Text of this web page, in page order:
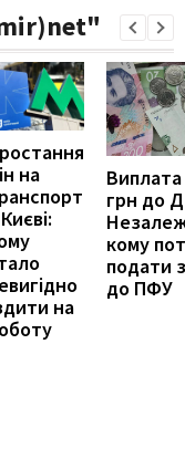
на
на
Виплата
грн до
кому
подати
до ПФУ